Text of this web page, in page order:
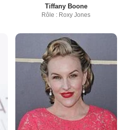
Tiffany Boone
Rôle : Roxy Jones